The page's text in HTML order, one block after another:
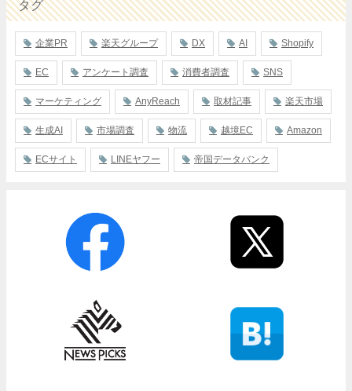
タグ
企業PR 楽天グループ DX AI Shopify
EC アンケート調査 消費者調査 SNS
マーケティング AnyReach 取材記事 楽天市場
生成AI 市場調査 物流 越境EC Amazon
ECサイト LINEヤフー 帝国データバンク